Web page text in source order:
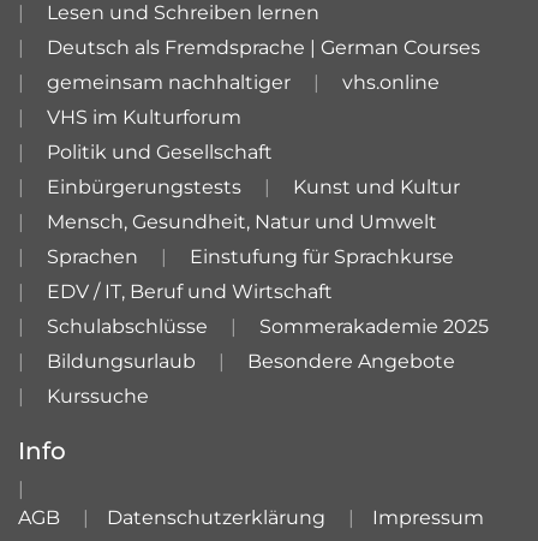
Lesen und Schreiben lernen
Deutsch als Fremdsprache | German Courses
gemeinsam nachhaltiger
vhs.online
VHS im Kulturforum
Politik und Gesellschaft
Einbürgerungstests
Kunst und Kultur
Mensch, Gesundheit, Natur und Umwelt
Sprachen
Einstufung für Sprachkurse
EDV / IT, Beruf und Wirtschaft
Schulabschlüsse
Sommerakademie 2025
Bildungsurlaub
Besondere Angebote
Kurssuche
Info
AGB Datenschutzerklärung Impressum